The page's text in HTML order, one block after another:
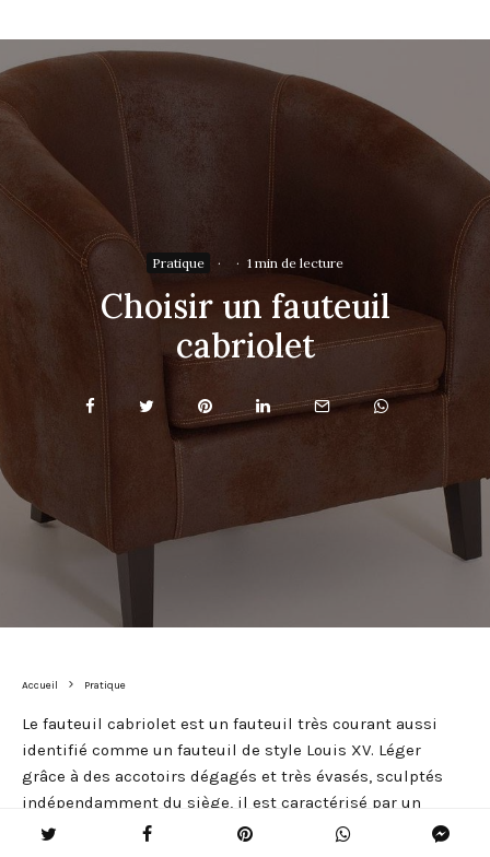
Pratique · · 1 min de lecture
Choisir un fauteuil
cabriolet
Accueil Pratique
Le fauteuil cabriolet est un fauteuil très courant aussi
identifié comme un fauteuil de style Louis XV. Léger
grâce à des accotoirs dégagés et très évasés, sculptés
indépendamment du siège, il est caractérisé par un
dossier concave et une forme très évasée conçue pour